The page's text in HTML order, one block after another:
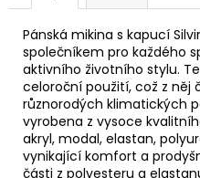
Pánská mikina s kapucí
společníkem pro každého
aktivního životního stylu.
celoroční použití, což z něj
různorodých klimatických
vyrobena z vysoce
akryl, modal, elastan,
vynikající komfort a
části z polyesteru a